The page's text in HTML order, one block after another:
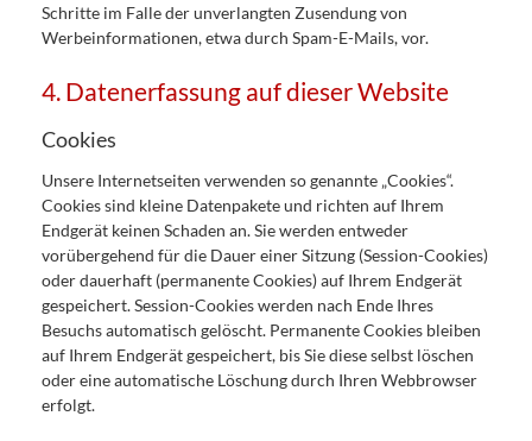
Schritte im Falle der unverlangten Zusendung von
Werbeinformationen, etwa durch Spam-E-Mails, vor.
4. Datenerfassung auf dieser Website
Cookies
Unsere Internetseiten verwenden so genannte „Cookies“.
Cookies sind kleine Datenpakete und richten auf Ihrem
Endgerät keinen Schaden an. Sie werden entweder
vorübergehend für die Dauer einer Sitzung (Session-Cookies)
oder dauerhaft (permanente Cookies) auf Ihrem Endgerät
gespeichert. Session-Cookies werden nach Ende Ihres
Besuchs automatisch gelöscht. Permanente Cookies bleiben
auf Ihrem Endgerät gespeichert, bis Sie diese selbst löschen
oder eine automatische Löschung durch Ihren Webbrowser
erfolgt.